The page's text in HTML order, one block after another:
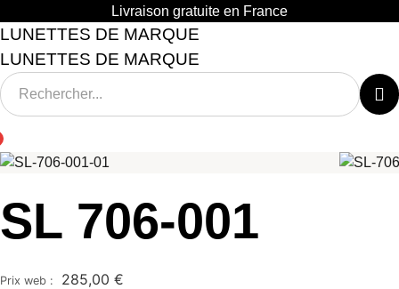
au
contenu
Livraison gratuite en France
LUNETTES DE MARQUE
LUNETTES DE MARQUE
SL 706-001
285,00 €